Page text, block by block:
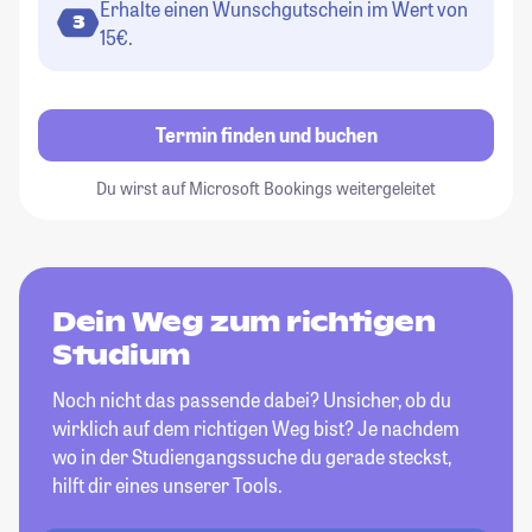
3
Erhalte einen Wunschgutschein im Wert von
15€.
Termin finden und buchen
Du wirst auf Microsoft Bookings weitergeleitet
Dein Weg zum richtigen
Studium
Noch nicht das passende dabei? Unsicher, ob du
wirklich auf dem richtigen Weg bist? Je nachdem
wo in der Studiengangssuche du gerade steckst,
hilft dir eines unserer Tools.